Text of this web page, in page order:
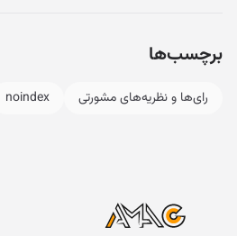
برچسب‌ها
رای‌ها و نظریه‌های مشورتی noindex